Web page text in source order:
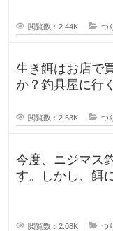
閲覧数：2.44K つ
生き餌はお店で
か？釣具屋に行
閲覧数：2.63K つ
今度、ニジマス
す。しかし、餌
閲覧数：2.08K つ